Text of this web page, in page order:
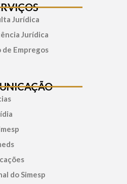
Jurídica
Jurídica
de Empregos
do Simesp